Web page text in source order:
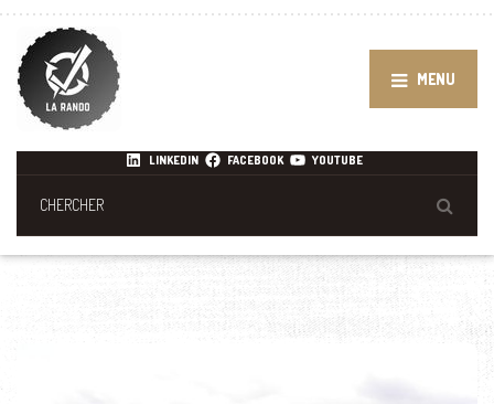
MENU
LINKEDIN FACEBOOK YOUTUBE